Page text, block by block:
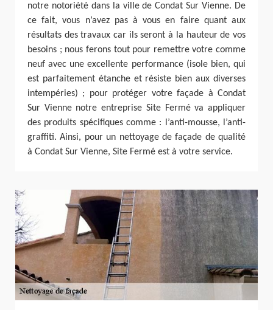
notre notoriété dans la ville de Condat Sur Vienne. De
ce fait, vous n’avez pas à vous en faire quant aux
résultats des travaux car ils seront à la hauteur de vos
besoins ; nous ferons tout pour remettre votre comme
neuf avec une excellente performance (isole bien, qui
est parfaitement étanche et résiste bien aux diverses
intempéries) ; pour protéger votre façade à Condat
Sur Vienne notre entreprise Site Fermé va appliquer
des produits spécifiques comme : l’anti-mousse, l’anti-
graffiti. Ainsi, pour un nettoyage de façade de qualité
à Condat Sur Vienne, Site Fermé est à votre service.